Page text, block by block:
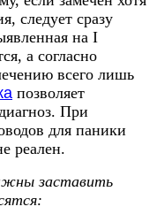
следует сразу
на I
а согласно
всего лишь
позволяет
При
для паники
реален.
заставить